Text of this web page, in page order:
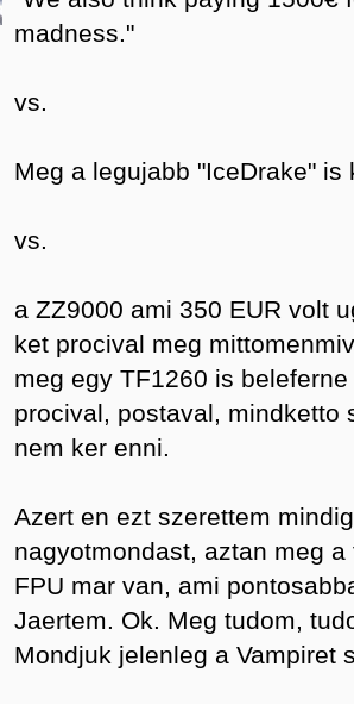
madness."
vs.
Meg a legujabb "IceDrake"
vs.
a ZZ9000 ami 350 EUR volt
ket procival meg
meg egy TF1260 is
procival, postaval, mindketto
nem ker enni.
Azert en ezt szerettem
nagyotmondast, aztan meg
FPU mar van, ami
Jaertem. Ok. Meg tudom,
Mondjuk jelenleg a Vampiret